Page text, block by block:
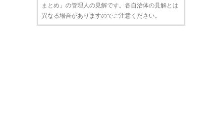
まとめ」の管理人の見解です。各自治体の見解とは
異なる場合がありますのでご注意ください。